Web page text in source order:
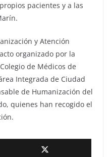
pacientes y a las
y Atención
organizado por la
de Médicos de
Integrada de Ciudad
de Humanización del
quienes han recogido el